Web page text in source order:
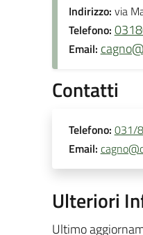
Indirizzo: via
Telefono:
Email:
Contatti
Telefono: 031/
Email:
Ulteriori
Ultimo